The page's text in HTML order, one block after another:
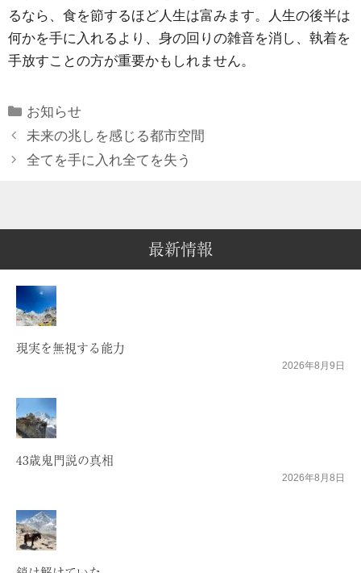
るなら、食を節するほど人生は富みます。人生の後半は
何かを手に入れるより、身の回りの雑音を消し、執着を
手放すことの方が重要かもしれません。
Categories
お知らせ
未来の兆しを感じる都市空間
全てを手に入れ全てを失う
最新情報
現実を無視する能力
2026年8月9日
43歳鬼門説の真相
2026年8月8日